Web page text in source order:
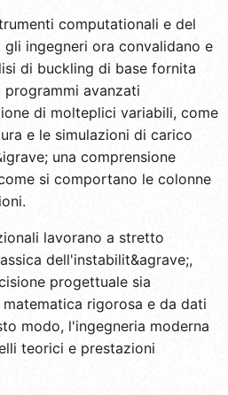
computationali e del
ingegneri ora convalidano e
di buckling di base fornita
avanzati
di molteplici variabili, come
e le simulazioni di carico
una comprensione
si comportano le colonne
lavorano a stretto
dell'instabilit&agrave;,
progettuale sia
rigorosa e da dati
modo, l'ingegneria moderna
teorici e prestazioni